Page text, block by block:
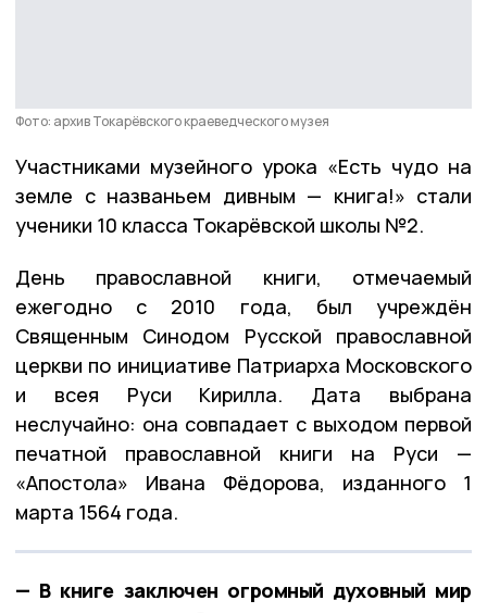
Фото: архив Токарёвского краеведческого музея
Участниками музейного урока «Есть чудо на
земле с названьем дивным — книга!» стали
ученики 10 класса Токарёвской школы №2.
День православной книги, отмечаемый
ежегодно с 2010 года, был учреждён
Священным Синодом Русской православной
церкви по инициативе Патриарха Московского
и всея Руси Кирилла. Дата выбрана
неслучайно: она совпадает с выходом первой
печатной православной книги на Руси —
«Апостола» Ивана Фёдорова, изданного 1
марта 1564 года.
— В книге заключен огромный духовный мир